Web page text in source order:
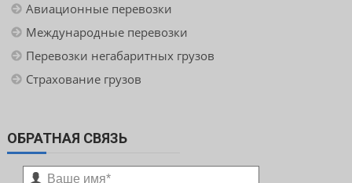
Авиационные перевозки
Международные перевозки
Перевозки негабаритных грузов
Страхование грузов
ОБРАТНАЯ СВЯЗЬ